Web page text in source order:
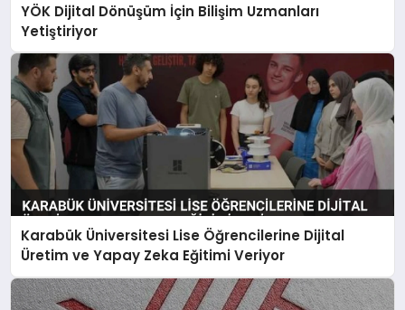
YÖK Dijital Dönüşüm İçin Bilişim Uzmanları
Yetiştiriyor
Karabük Üniversitesi Lise Öğrencilerine Dijital
Üretim ve Yapay Zeka Eğitimi Veriyor